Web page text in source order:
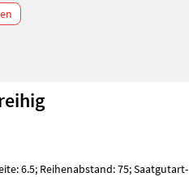
6.5; Reihenabstand: 75; Saatgutart-